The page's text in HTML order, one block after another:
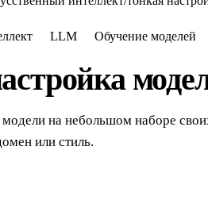
LLM Обучение моделей
на небольшом наборе
или стиль.